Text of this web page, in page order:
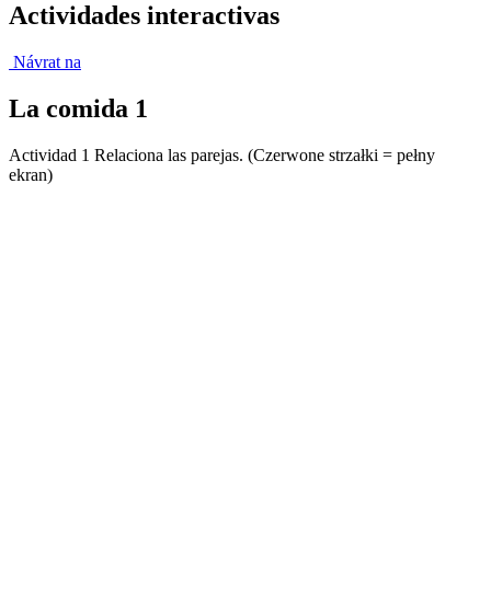
Actividades interactivas
Návrat na
La comida 1
Actividad 1 Relaciona las parejas. (Czerwone strzałki = pełny
ekran)